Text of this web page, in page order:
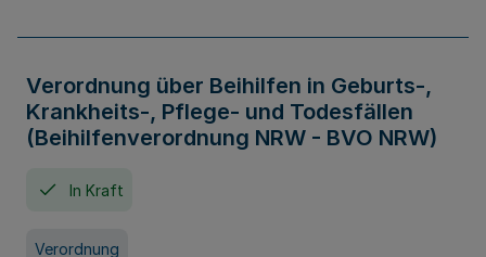
Verordnung über Beihilfen in Geburts-,
Krankheits-, Pflege- und Todesfällen
(Beihilfenverordnung NRW - BVO NRW)
In Kraft
Verordnung